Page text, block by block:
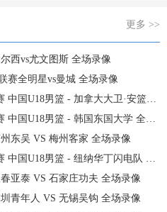
更多 >>
西vs尤文图斯 全场录像
赛全明星vs曼城 全场录像
男篮 - 加拿大大卫·安篮球学院 全场录像
U18男篮 - 韩国东国大学 全场录像
东吴 VS 梅州客家 全场录像
U18男篮 - 纽纳华丁闪电队 全场录像
亚泰 VS 石家庄功夫 全场录像
青年人 VS 无锡吴钩 全场录像